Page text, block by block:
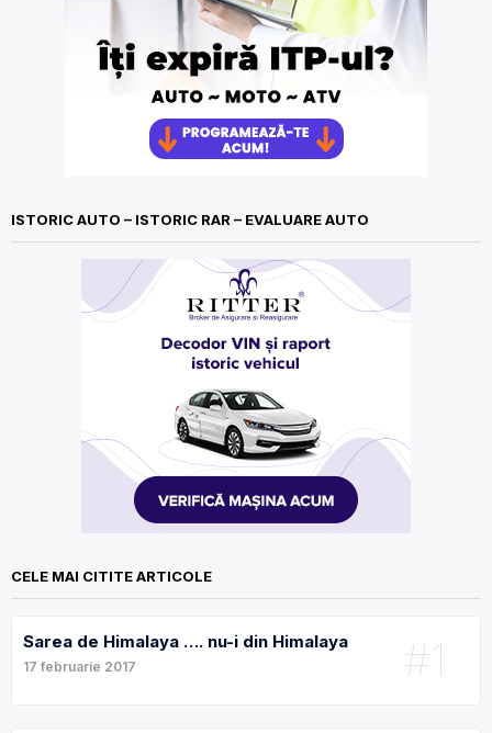
ISTORIC AUTO – ISTORIC RAR – EVALUARE AUTO
CELE MAI CITITE ARTICOLE
#1
Sarea de Himalaya …. nu-i din Himalaya
17 februarie 2017